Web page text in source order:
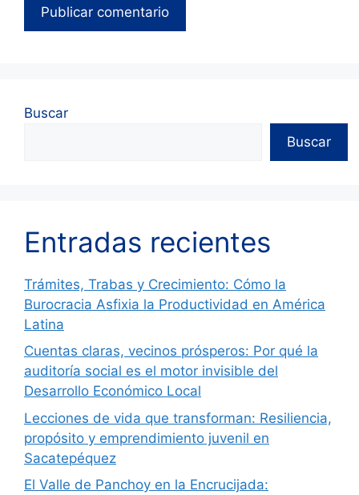
Buscar
Buscar
Entradas recientes
Trámites, Trabas y Crecimiento: Cómo la
Burocracia Asfixia la Productividad en América
Latina
Cuentas claras, vecinos prósperos: Por qué la
auditoría social es el motor invisible del
Desarrollo Económico Local
Lecciones de vida que transforman: Resiliencia,
propósito y emprendimiento juvenil en
Sacatepéquez
El Valle de Panchoy en la Encrucijada: